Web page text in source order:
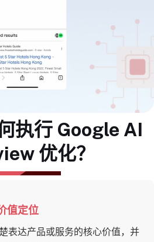
执行 Google AI
优化？
值定位
表达产品或服务的核心价值，并